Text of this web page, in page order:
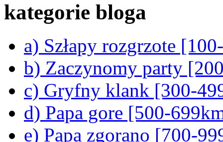
kategorie bloga
a) Szłapy rozgrzote
b) Zaczynomy party
c) Gryfny klank [300-
d) Papa gore [500-
e) Papa zgorano [700-